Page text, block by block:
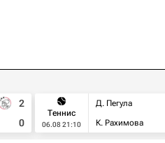
2
0
Теннис
06.08 21:10
Д. Пегула
К. Рахимова